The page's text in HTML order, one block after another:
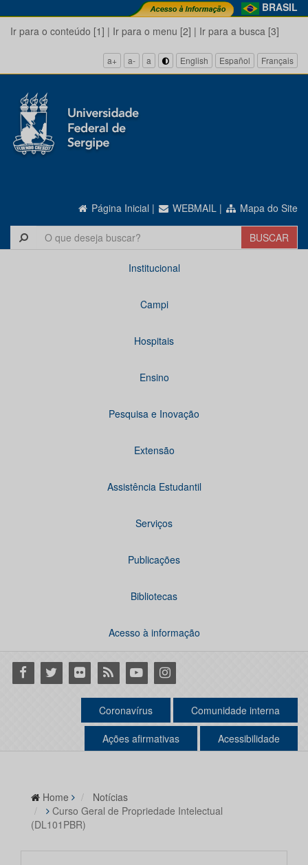
BRASIL
Ir para o conteúdo [1] | Ir para o menu [2] | Ir para a busca [3]
a+ a- a English Español Français
Página Inicial | WEBMAIL | Mapa do Site
Institucional
Campi
Hospitais
Ensino
Pesquisa e Inovação
Extensão
Assistência Estudantil
Serviços
Publicações
Bibliotecas
Acesso à informação
Facebook
Twitter Flickr RSS YoutubeInstagram
Coronavírus Comunidade interna
Ações afirmativas Acessibilidade
Home
Notícias
Curso Geral de Propriedade Intelectual
(DL101PBR)